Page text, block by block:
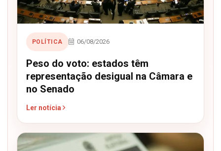
POLÍTICA 06/08/2026
Peso do voto: estados têm
representação desigual na Câmara e
no Senado
Ler notícia